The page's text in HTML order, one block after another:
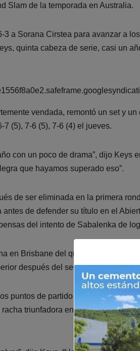
Slam de la temporada en Australia.
a Sorana Cirstea para avanzar a
quinta cabeza de serie, casi un
vendada, remontó un set y
(5), 7-6 (5), 7-6 (4) el jueves.
con un poco de drama”, dijo Keys
que hayamos superado eso”.
de ser eliminada en la primera
de defender su título en el
del intento de Sabalenka de
en Brisbane del que esperaba, con
después del segundo
puntos de partido en el décimo
triunfadora en Australia que